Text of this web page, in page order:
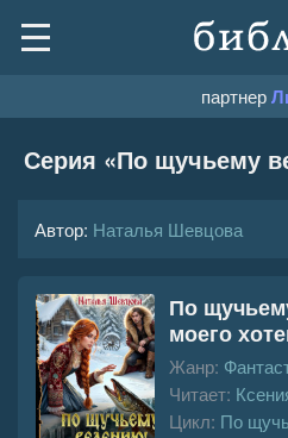
партнер
Серия «По щучьему
Автор: Наталья Шевцова
По
моего
Жанр:
Читает:
Цикл: По